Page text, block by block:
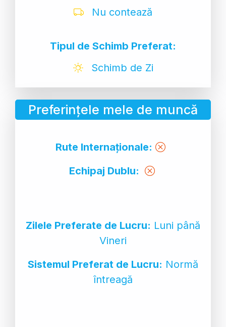
Nu contează
Tipul de Schimb Preferat:
Schimb de Zi
Preferințele mele de muncă
Rute Internaționale:
Echipaj Dublu:
Zilele Preferate de Lucru: Luni până
Vineri
Sistemul Preferat de Lucru: Normă
întreagă